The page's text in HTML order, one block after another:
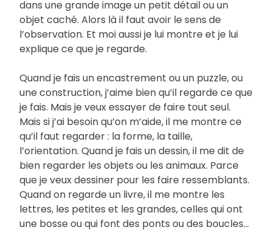
dans une grande image un petit détail ou un
objet caché. Alors là il faut avoir le sens de
l’observation. Et moi aussi je lui montre et je lui
explique ce que je regarde.
Quand je fais un encastrement ou un puzzle, ou
une construction, j’aime bien qu’il regarde ce que
je fais. Mais je veux essayer de faire tout seul.
Mais si j’ai besoin qu’on m’aide, il me montre ce
qu’il faut regarder : la forme, la taille,
l’orientation. Quand je fais un dessin, il me dit de
bien regarder les objets ou les animaux. Parce
que je veux dessiner pour les faire ressemblants.
Quand on regarde un livre, il me montre les
lettres, les petites et les grandes, celles qui ont
une bosse ou qui font des ponts ou des boucles…